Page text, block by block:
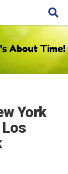
York
Los